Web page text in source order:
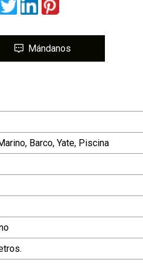
Mándanos
Barco, Yate, Piscina